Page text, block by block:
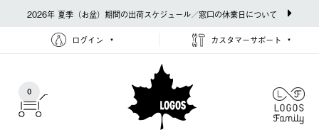
2026年 夏季（お盆）期間の出荷スケジュール／窓口の休業日について
ログイン カスタマーサポート
0